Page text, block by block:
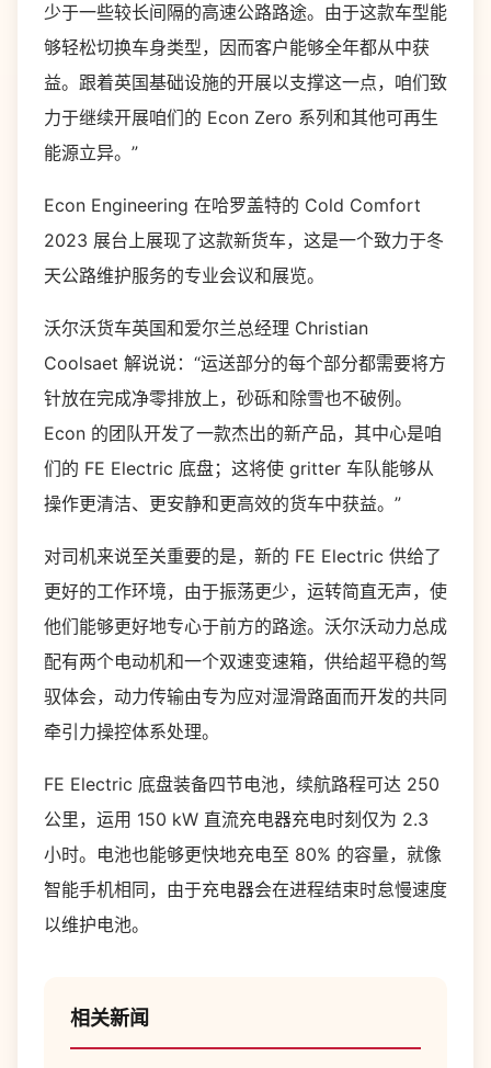
少于一些较长间隔的高速公路路途。由于这款车型能
够轻松切换车身类型，因而客户能够全年都从中获
益。跟着英国基础设施的开展以支撑这一点，咱们致
力于继续开展咱们的 Econ Zero 系列和其他可再生
能源立异。”
Econ Engineering 在哈罗盖特的 Cold Comfort
2023 展台上展现了​​这款新货车，这是一个致力于冬
天公路维护服务的专业会议和展览。
沃尔沃货车英国和爱尔兰总经理 Christian
Coolsaet 解说说：“运送部分的每个部分都需要将方
针放在完成净零排放上，砂砾和除雪也不破例。
Econ 的团队开发了一款杰出的新产品，其中心是咱
们的 FE Electric 底盘；这将使 gritter 车队能够从
操作更清洁、更安静和更高效的货车中获益。”
对司机来说至关重要的是，新的 FE Electric 供给了
更好的工作环境，由于振荡更少，运转简直无声，使
他们能够更好地专心于前方的路途。沃尔沃动力总成
配有两个电动机和一个双速变速箱，供给超平稳的驾
驭体会，动力传输由专为应对湿滑路面而开发的共同
牵引力操控体系处理。
FE Electric 底盘装备四节电池，续航路程可达 250
公里，运用 150 kW 直流充电器充电时刻仅为 2.3
小时。电池也能够更快地充电至 80% 的容量，就像
智能​​手机相同，由于充电器会在进程结束时怠慢速度
以维护电池。
相关新闻